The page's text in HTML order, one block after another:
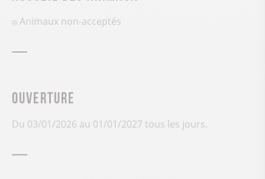
Animaux non-acceptés
Ouverture
Du 03/01/2026 au 01/01/2027 tous les jours.